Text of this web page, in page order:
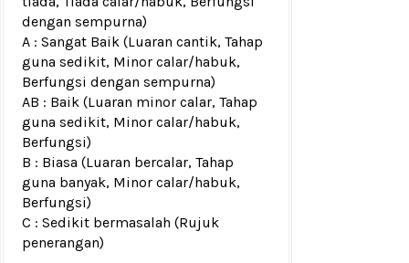
dengan sempurna)
A : Sangat Baik (Luaran cantik, Tahap
guna sedikit, Minor calar/habuk,
Berfungsi dengan sempurna)
AB : Baik (Luaran minor calar, Tahap
guna sedikit, Minor calar/habuk,
Berfungsi)
B : Biasa (Luaran bercalar, Tahap
guna banyak, Minor calar/habuk,
Berfungsi)
C : Sedikit bermasalah (Rujuk
penerangan)